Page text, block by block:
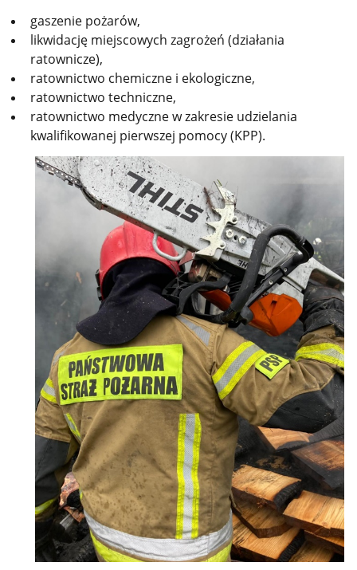
gaszenie pożarów,
likwidację miejscowych zagrożeń (działania
ratownicze),
ratownictwo chemiczne i ekologiczne,
ratownictwo techniczne,
ratownictwo medyczne w zakresie udzielania
kwalifikowanej pierwszej pomocy (KPP).